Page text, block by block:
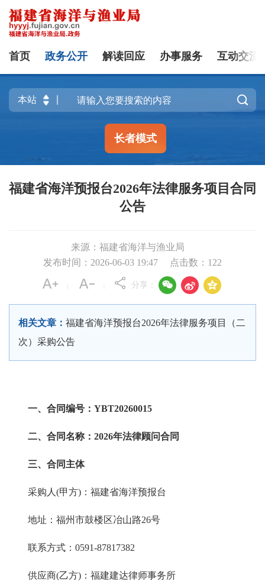
首页 政务公开 解读回应 办事服务 互动交流

长者模式
福建省海洋预报台2026年法律服务项目合同
公告
来源：福建省海洋与渔业局
发布时间：2026-06-03 19:47
点击数： 122
分享：   
相关文章： 福建省海洋预报台2026年法律服务项目（二
次）采购公告
一、合同编号：YBT20260015
二、合同名称：2026年法律顾问合同
三、合同主体
采购人(甲方)：福建省海洋预报台
地址：福州市鼓楼区冶山路26号
联系方式：0591-87817382
供应商(乙方)：福建建达律师事务所